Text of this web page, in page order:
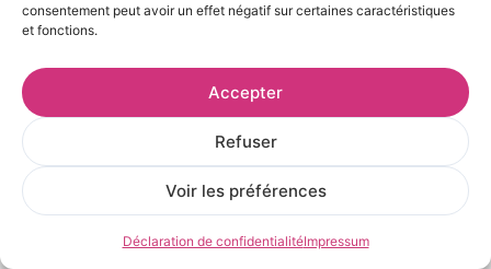
consentement peut avoir un effet négatif sur certaines caractéristiques
et fonctions.
Accepter
Refuser
Voir les préférences
Déclaration de confidentialitéImpressum